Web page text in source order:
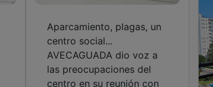
Aparcamiento, plagas, un
centro social...
AVECAGUADA dio voz a
las preocupaciones del
centro en su reunión con